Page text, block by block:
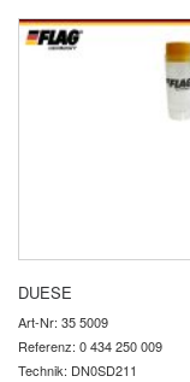
DUESE
Art-Nr: 35 5009
Referenz: 0 434 250 009
Technik: DN0SD211